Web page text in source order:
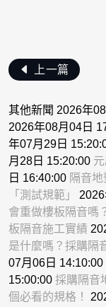
上一篇
其他新聞 2026年
2026年08月04日
年07月29日
月28日 15:20:00
日 16:40:00 隔音
「測試規範」
會重做樓板隔音嗎
板隔音施工實績
是什麼嗎？採購隔
07月06日 14:10:00
15:00:00 採購隔音
個必看的規格！